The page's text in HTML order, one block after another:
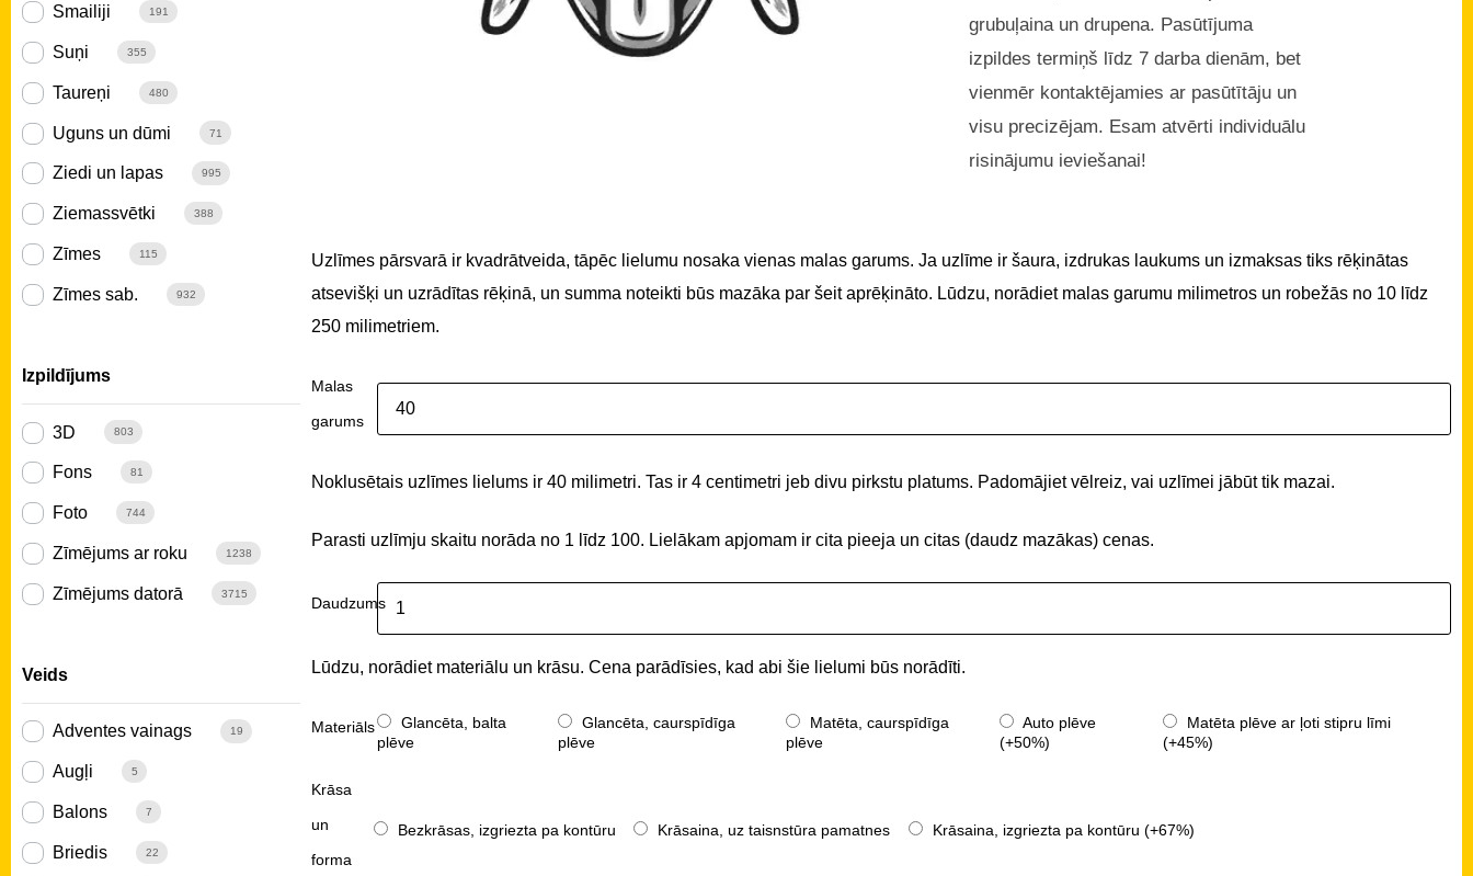
Smailiji 191
Suņi 355
Taureņi 480
Uguns un dūmi 71
Ziedi un lapas 995
Ziemassvētki 388
Zīmes 115
Zīmes sab. 932
Izpildījums
3D 803
Fons 81
Foto 744
Zīmējums ar roku 1238
Zīmējums datorā 3715
Veids
Adventes vainags 19
Augļi 5
Balons 7
Briedis 22
grubuļaina un drupena. Pasūtījuma
izpildes termiņš līdz 7 darba dienām, bet
vienmēr kontaktējamies ar pasūtītāju un
visu precizējam. Esam atvērti individuālu
risinājumu ieviešanai!
Uzlīmes pārsvarā ir kvadrātveida, tāpēc lielumu nosaka vienas malas garums. Ja uzlīme ir šaura, izdrukas laukums un izmaksas tiks rēķinātas
atsevišķi un uzrādītas rēķinā, un summa noteikti būs mazāka par šeit aprēķināto. Lūdzu, norādiet malas garumu milimetros un robežās no 10 līdz
250 milimetriem.
Malas
garums
Noklusētais uzlīmes lielums ir 40 milimetri. Tas ir 4 centimetri jeb divu pirkstu platums. Padomājiet vēlreiz, vai uzlīmei jābūt tik mazai.
Parasti uzlīmju skaitu norāda no 1 līdz 100. Lielākam apjomam ir cita pieeja un citas (daudz mazākas) cenas.
Daudzums
Lūdzu, norādiet materiālu un krāsu. Cena parādīsies, kad abi šie lielumi būs norādīti.
Materiāls
Glancēta, balta
plēve
Glancēta, caurspīdīga
plēve
Matēta, caurspīdīga
plēve
Auto plēve
(+50%)
Matēta plēve ar ļoti stipru līmi
(+45%)
Krāsa
un
forma
Bezkrāsas, izgriezta pa kontūru Krāsaina, uz taisnstūra pamatnes Krāsaina, izgriezta pa kontūru (+67%)